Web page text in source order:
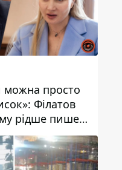
просто
Філатов
рідше пише у
медійність